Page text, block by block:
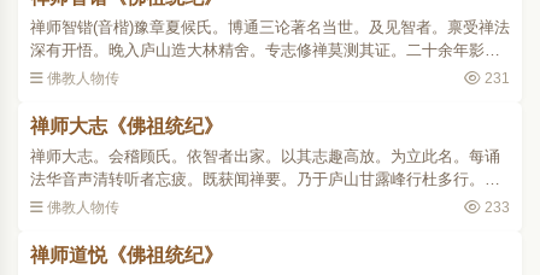
禅师智锴(音楷)豫章夏候氏。博通三论著名当世。及见智者。禀受禅法
深有开悟。晚入庐山造大林精舍。专志修禅莫测其证。二十余年影不
入俗。隋文帝召入京。辞疾不赴。豫章郡守请讲法华。力拒之曰。吾
佛教人物传 231
禅师大志《佛祖统纪》
禅师大志。会稽顾氏。依智者出家。以其志趣高放。为立此名。每诵
法华音声清转听者忘疲。既获闻禅要。乃于庐山甘露峰行杜多行。投
身猛虎虎辄避去。山粒或绝终日忘餐。或得饼果继命而已。如是七
佛教人物传 233
禅师道悦《佛祖统纪》